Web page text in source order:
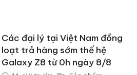
Các đại lý tại Việt Nam đồng
loạt trả hàng sớm thế hệ
Galaxy Z8 từ 0h ngày 8/8